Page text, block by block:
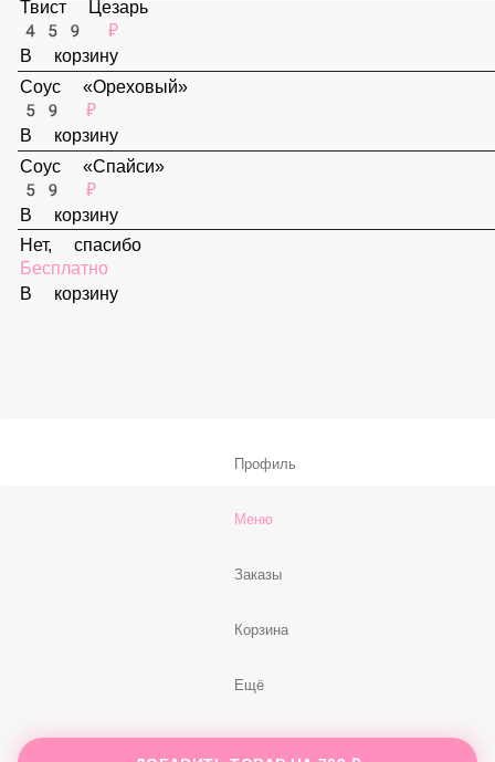
Креветки Темпура - 6 шт.
669 ₽
В корзину
Твист Цезарь
459 ₽
В корзину
Соус «Ореховый»
59 ₽
В корзину